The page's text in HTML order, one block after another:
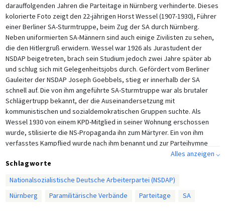
darauffolgenden Jahren die Parteitage in Nürnberg verhinderte. Dieses
kolorierte Foto zeigt den 22-jährigen Horst Wessel (1907-1930), Führer
einer Berliner SA-Sturmtruppe, beim Zug der SA durch Nürnberg.
Neben uniformierten SA-Männern sind auch einige Zivilisten zu sehen,
die den Hitlergruß erwidern. Wessel war 1926 als Jurastudent der
NSDAP beigetreten, brach sein Studium jedoch zwei Jahre später ab
und schlug sich mit Gelegenheitsjobs durch. Gefördert vom Berliner
Gauleiter der NSDAP Joseph Goebbels, stieg er innerhalb der SA
schnell auf. Die von ihm angeführte SA-Sturmtruppe war als brutaler
Schlägertrupp bekannt, der die Auseinandersetzung mit
kommunistischen und sozialdemokratischen Gruppen suchte. Als
Wessel 1930 von einem KPD-Mitglied in seiner Wohnung erschossen
wurde, stilisierte die NS-Propaganda ihn zum Märtyrer. Ein von ihm
verfasstes Kampflied wurde nach ihm benannt und zur Parteihymne
Alles anzeigen ⌵
Schlagworte
Nationalsozialistische Deutsche Arbeiterpartei (NSDAP)
Nürnberg
Paramilitärische Verbände Parteitage SA